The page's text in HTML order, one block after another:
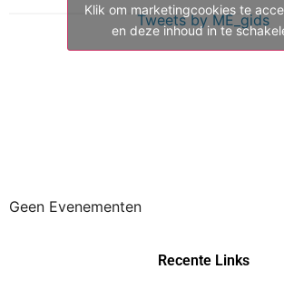
Tweets by ME_gids
Klik om marketingcookies te
en deze inhoud in te
Geen Evenementen
Recente Links